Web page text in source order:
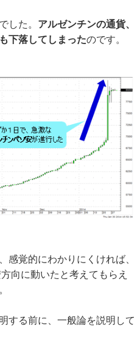
した。 アルゼンチンの通貨、
下落してしまったのです。
覚的にわかりにくければ、
向に動いたと考えてもらえ
する前に、一般論を説明して